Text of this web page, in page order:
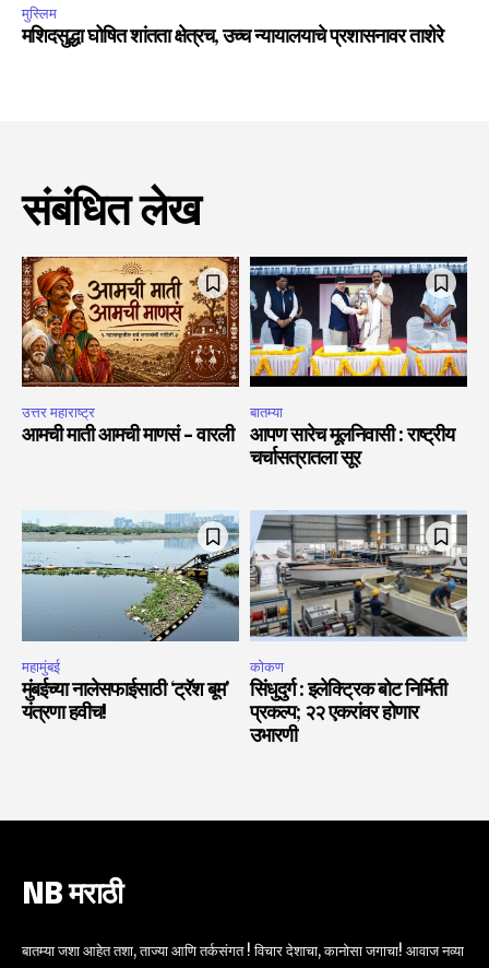
मुस्लिम
मशिदसुद्धा घोषित शांतता क्षेत्रच, उच्च न्यायालयाचे प्रशासनावर ताशेरे
संबंधित लेख
उत्तर महाराष्ट्र
आमची माती आमची माणसं – वारली
बातम्या
आपण सारेच मूलनिवासी : राष्ट्रीय
चर्चासत्रातला सूर
महामुंबई
मुंबईच्या नालेसफाईसाठी ‘ट्रॅश बूम’
यंत्रणा हवीच!
कोकण
सिंधुदुर्ग : इलेक्ट्रिक बोट निर्मिती
प्रकल्प; २२ एकरांवर होणार
उभारणी
NB मराठी
बातम्या जशा आहेत तशा, ताज्या आणि तर्कसंगत ! विचार देशाचा, कानोसा जगाचा! आवाज नव्या